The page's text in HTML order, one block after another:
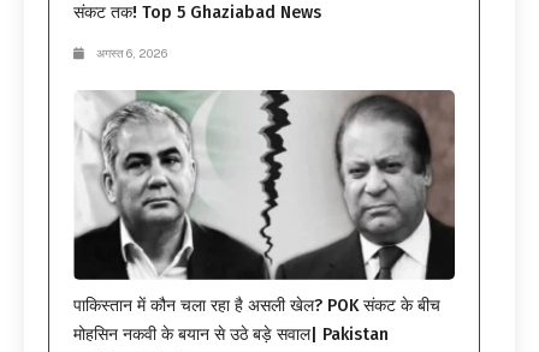
संकट तक! Top 5 Ghaziabad News
अगस्त 6, 2026
पाकिस्तान में कौन चला रहा है असली खेल? POK संकट के बीच
मोहसिन नकवी के बयान से उठे बड़े सवाल| Pakistan